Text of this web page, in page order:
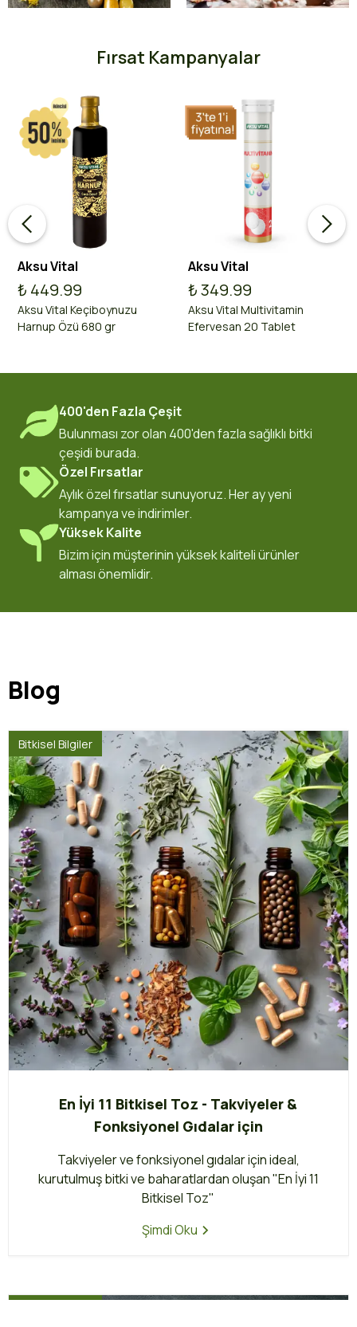
Fırsat Kampanyalar
Aksu Vital
₺ 449.99
Aksu Vital Keçiboynuzu
Harnup Özü 680 gr
Aksu Vital
₺ 349.99
Aksu Vital Multivitamin
Efervesan 20 Tablet
400'den Fazla Çeşit
Bulunması zor olan 400'den fazla sağlıklı bitki
çeşidi burada.
Özel Fırsatlar
Aylık özel fırsatlar sunuyoruz. Her ay yeni
kampanya ve indirimler.
Yüksek Kalite
Bizim için müşterinin yüksek kaliteli ürünler
alması önemlidir.
Blog
En İyi 11 Bitkisel Toz - Takviyeler &
Fonksiyonel Gıdalar için
Takviyeler ve fonksiyonel gıdalar için ideal,
kurutulmuş bitki ve baharatlardan oluşan "En İyi 11
Bitkisel Toz"
Bitkisel Bilgiler
Şimdi Oku